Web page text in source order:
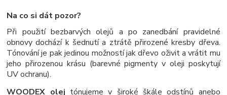
Na co si dát pozor?
Při použití bezbarvých olejů a po zanedbání pravidelné
obnovy dochází k šednutí a ztrátě přirozené kresby dřeva.
Tónování je pak jedinou možností jak dřevo oživit a vrátit mu
jeho přirozenou krásu (barevné pigmenty v oleji poskytují
UV ochranu).
WOODEX olej tónujeme v široké škále odstínů anebo